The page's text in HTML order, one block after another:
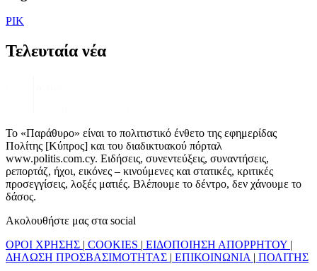
ΡΙΚ
Τελευταία νέα
Το «Παράθυρο» είναι το πολιτιστικό ένθετο της εφημερίδας
Πολίτης [Κύπρος] και του διαδικτυακού πόρταλ
www.politis.com.cy. Ειδήσεις, συνεντεύξεις, συναντήσεις,
ρεπορτάζ, ήχοι, εικόνες – κινούμενες και στατικές, κριτικές
προσεγγίσεις, λοξές ματιές. Βλέπουμε το δέντρο, δεν χάνουμε το
δάσος.
Ακολουθήστε μας στα social
ΟΡΟΙ ΧΡΗΣΗΣ | COOKIES | ΕΙΔΟΠΟΙΗΣΗ ΑΠΟΡΡΗΤΟΥ |
ΔΗΛΩΣΗ ΠΡΟΣΒΑΣΙΜΟΤΗΤΑΣ | ΕΠΙΚΟΙΝΩΝΙΑ | ΠΟΛΙΤΗΣ